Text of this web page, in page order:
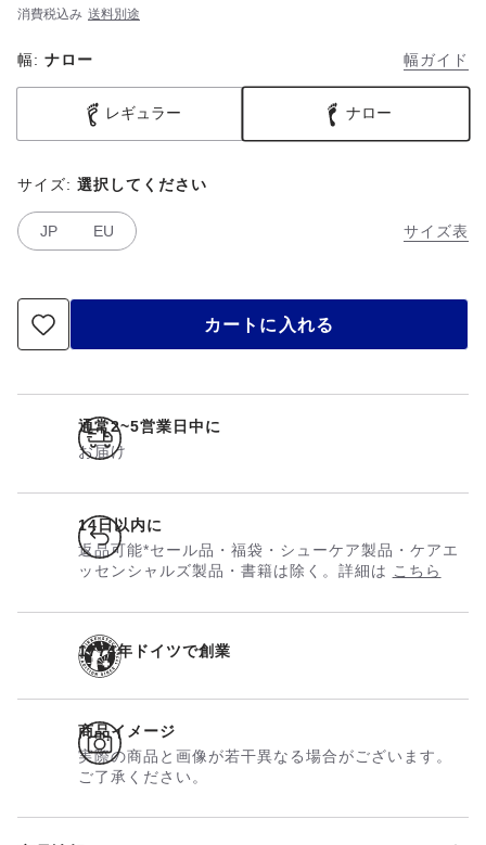
消費税込み 送料別途
幅: ナロー 幅ガイド
レギュラー ナロー
サイズ表
サイズ: 選択してください
JP EU
カートに入れる
通常2~5営業日中に
お届け
14日以内に
返品可能*セール品・福袋・シューケア製品・ケアエ
ッセンシャルズ製品・書籍は除く。詳細は こちら
1774年ドイツで創業
商品イメージ
実際の商品と画像が若干異なる場合がございます。
ご了承ください。